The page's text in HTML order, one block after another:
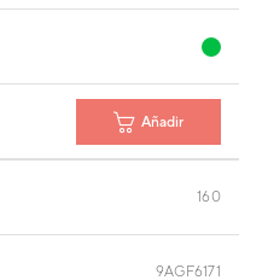
Añadir
160
9AGF6171